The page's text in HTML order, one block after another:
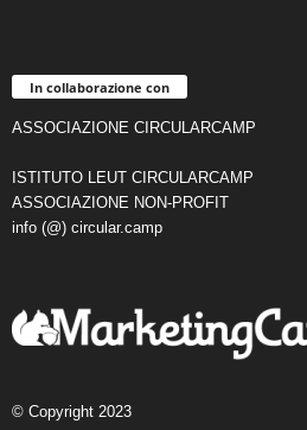
In collaborazione con
ASSOCIAZIONE CIRCULARCAMP
ISTITUTO LEUT CIRCULARCAMP
ASSOCIAZIONE NON-PROFIT
info (@) circular.camp
© Copyright 2023